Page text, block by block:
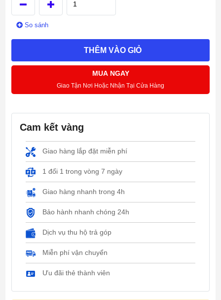
So sánh
THÊM VÀO GIỎ
MUA NGAY
Giao Tận Nơi Hoặc Nhận Tại Cửa Hàng
Cam kết vàng
Giao hàng lắp đặt miễn phí
1 đổi 1 trong vòng 7 ngày
Giao hàng nhanh trong 4h
Bảo hành nhanh chóng 24h
Dịch vụ thu hộ trả góp
Miễn phí vận chuyển
Ưu đãi thẻ thành viên